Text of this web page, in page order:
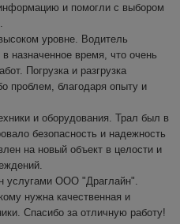
и помогли с выбором
уровне. Водитель
назначенное время, что очень
Погрузка и разгрузка
проблем, благодаря опыту и
и оборудования. Трал был в
безопасность и надежность
на новый объект в целости и
услугами ООО "Драглайн".
нужна качественная и
Спасибо за отличную работу!